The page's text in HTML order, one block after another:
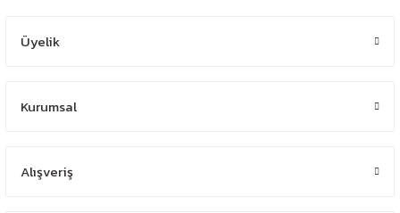
Üyelik
Kurumsal
Alışveriş